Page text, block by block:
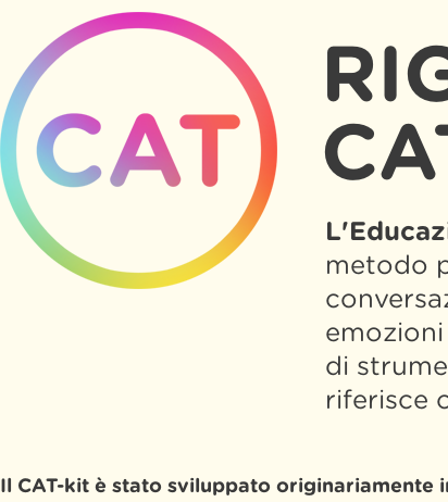
metodo
di
riferisce
Il CAT-kit è stato sviluppato originariamente